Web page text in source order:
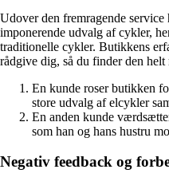
Udover den fremragende
imponerende udvalg af cykler,
traditionelle cykler. Butikkens
rådgive dig, så du finder den
En kunde roser butikken
store udvalg af elcykler
En anden kunde
som han og hans hustru
Negativ feedback og